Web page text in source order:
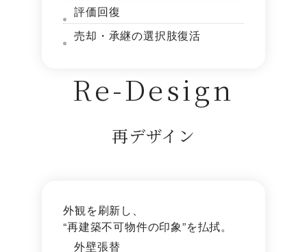
評価回復
売却・承継の選択肢復活
Re-Design
再デザイン
外観を刷新し、
“再建築不可物件の印象”を払拭。
外壁張替